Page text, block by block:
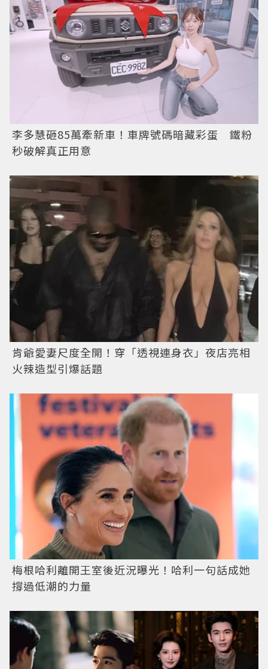
李多慧砸85萬牽新車！車牌號碼暗藏彩蛋 鐵粉
秒破解真正用意
肯爺愛妻尺度全開！穿「透視連身衣」夜店亮相
火辣造型引爆話題
梅根哈利離開王室後近況曝光！哈利一句話成她
撐過低潮的力量